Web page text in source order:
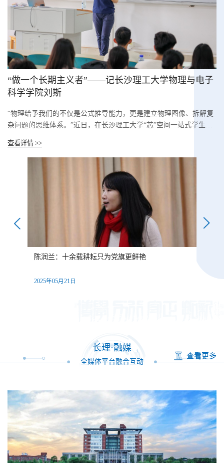
“做一个长期主义者”——记长沙理工大学物理与电子
科学学院刘斯
“物理给予我们的不仅是公式推导能力，更是建立物理图像、拆解复
杂问题的思维体系。”近日，在长沙理工大学“芯”空间一站式学生社
查看详情 >>
陈润兰：十余载耕耘只为党旗更鲜艳
2025年05月21日
长理·融媒
全媒体平台融合互动
查看更多